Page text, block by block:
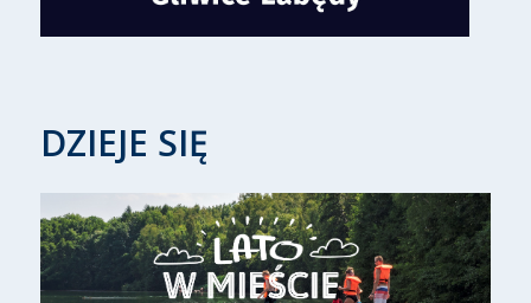
DZIEJE SIĘ